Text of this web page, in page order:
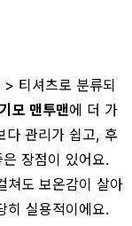
티셔츠로 분류되
기모 맨투맨에 더 가
다 관리가 쉽고, 후
장점이 있어요.
쳐도 보온감이 살아
히 실용적이에요.